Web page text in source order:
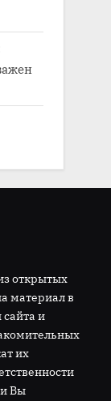
открытых
материал в
и
их
Вы